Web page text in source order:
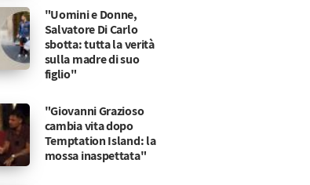
"Uomini e Donne,
Salvatore Di Carlo
sbotta: tutta la verità
sulla madre di suo
figlio"
"Giovanni Grazioso
cambia vita dopo
Temptation Island: la
mossa inaspettata"